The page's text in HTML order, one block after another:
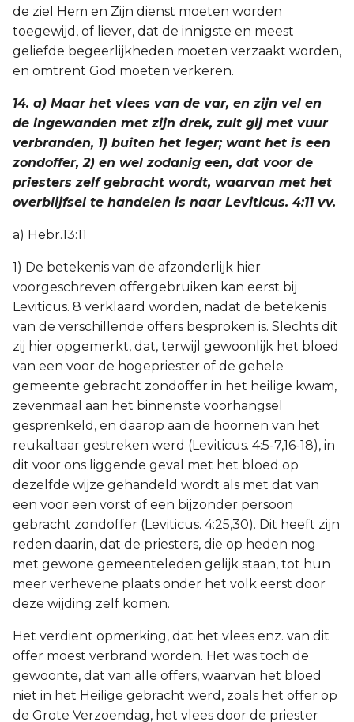
de ziel Hem en Zijn dienst moeten worden
toegewijd, of liever, dat de innigste en meest
geliefde begeerlijkheden moeten verzaakt worden,
en omtrent God moeten verkeren.
14. a) Maar het vlees van de var, en zijn vel en
de ingewanden met zijn drek, zult gij met vuur
verbranden, 1) buiten het leger; want het is een
zondoffer, 2) en wel zodanig een, dat voor de
priesters zelf gebracht wordt, waarvan met het
overblijfsel te handelen is naar Leviticus. 4:11 vv.
a) Hebr.13:11
1) De betekenis van de afzonderlijk hier
voorgeschreven offergebruiken kan eerst bij
Leviticus. 8 verklaard worden, nadat de betekenis
van de verschillende offers besproken is. Slechts dit
zij hier opgemerkt, dat, terwijl gewoonlijk het bloed
van een voor de hogepriester of de gehele
gemeente gebracht zondoffer in het heilige kwam,
zevenmaal aan het binnenste voorhangsel
gesprenkeld, en daarop aan de hoornen van het
reukaltaar gestreken werd (Leviticus. 4:5-7,16-18), in
dit voor ons liggende geval met het bloed op
dezelfde wijze gehandeld wordt als met dat van
een voor een vorst of een bijzonder persoon
gebracht zondoffer (Leviticus. 4:25,30). Dit heeft zijn
reden daarin, dat de priesters, die op heden nog
met gewone gemeenteleden gelijk staan, tot hun
meer verhevene plaats onder het volk eerst door
deze wijding zelf komen.
Het verdient opmerking, dat het vlees enz. van dit
offer moest verbrand worden. Het was toch de
gewoonte, dat van alle offers, waarvan het bloed
niet in het Heilige gebracht werd, zoals het offer op
de Grote Verzoendag, het vlees door de priester